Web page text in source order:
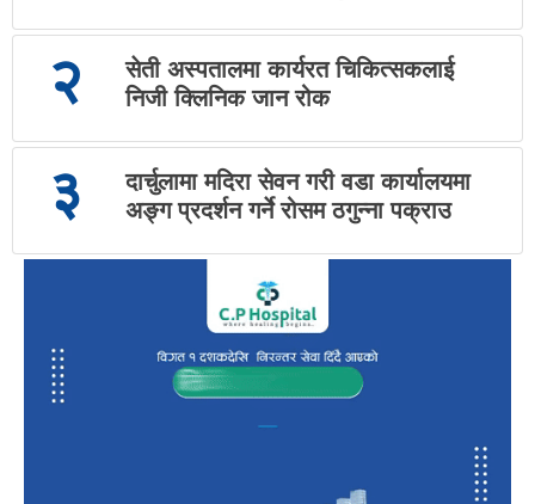
२
सेती अस्पतालमा कार्यरत चिकित्सकलाई
निजी क्लिनिक जान रोक
३
दार्चुलामा मदिरा सेवन गरी वडा कार्यालयमा
अङ्ग प्रदर्शन गर्ने रोसम ठगुन्ना पक्राउ